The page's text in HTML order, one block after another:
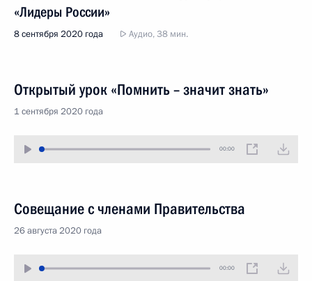
«Лидеры России»
8 сентября 2020 года Аудио, 38 мин.
Открытый урок «Помнить – значит знать»
1 сентября 2020 года
00:00
Совещание с членами Правительства
26 августа 2020 года
00:00